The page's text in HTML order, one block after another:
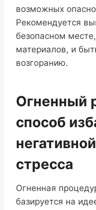
возможных
Рекомендуется
безопасном
материалов, и
возгоранию.
Огненный
способ
стресса
Огненная
базируется на